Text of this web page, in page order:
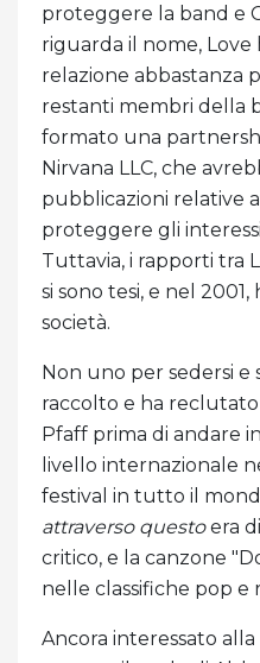
proteggere la band e
riguarda il nome,
relazione abbastanza
restanti membri della
formato una
Nirvana LLC, che
pubblicazioni relative
proteggere gli
Tuttavia, i rapporti tra
si sono tesi, e nel
società.
Non uno per sedersi e
raccolto e ha
Pfaff prima di andare
livello internazionale
festival in tutto il
attraverso questoera
critico, e la canzone
nelle classifiche pop e
Ancora interessato